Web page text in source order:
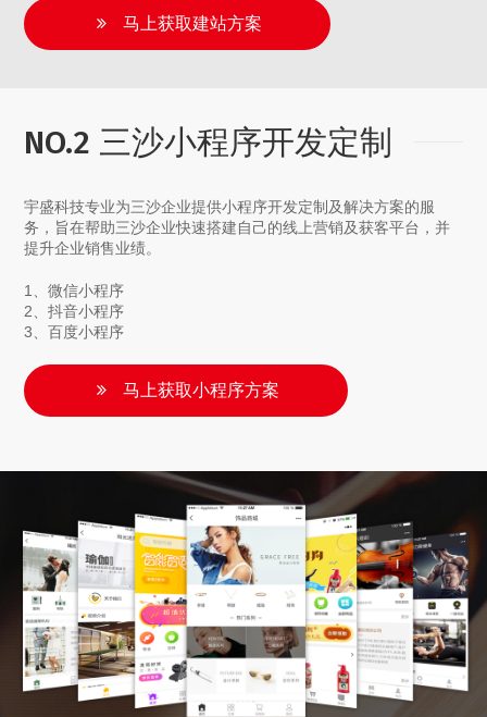
马上获取建站方案
NO.2 三沙小程序开发定制
宇盛科技专业为三沙企业提供小程序开发定制及解决方案的服
务，旨在帮助三沙企业快速搭建自己的线上营销及获客平台，并
提升企业销售业绩。
1、微信小程序
2、抖音小程序
3、百度小程序
马上获取小程序方案